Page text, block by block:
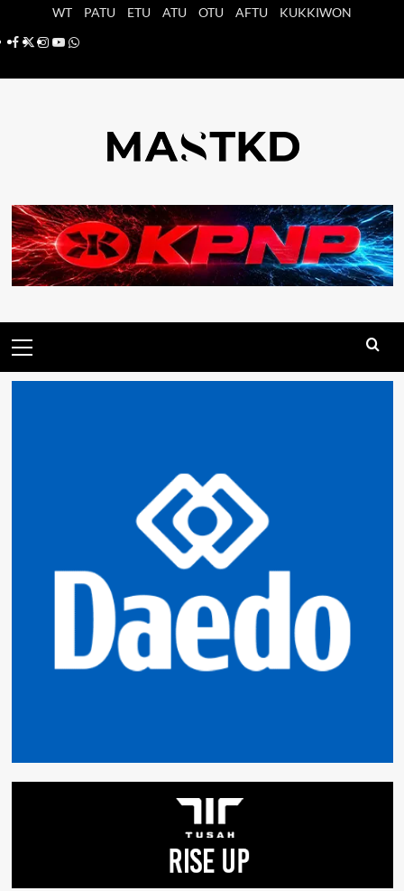
WT PATU ETU ATU OTU AFTU
KUKKIWON
Facebook
X Instagram
YouTube
Whatsapp
principal